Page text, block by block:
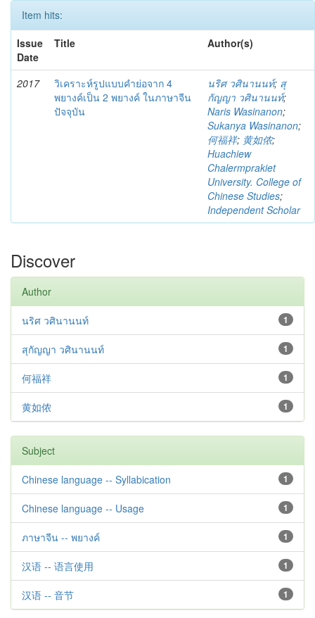
Item hits:
Issue
Date
Title Author(s)
2017
วิเคราะห์รูปแบบคำย่อจาก 4
พยางค์เป็น 2 พยางค์ ในภาษาจีน
ปัจจุบัน
นริศ วศินานนท์; สุ
กัญญา วศินานนท์;
Naris Wasinanon;
Sukanya Wasinanon;
何福祥; 黄如侬;
Huachiew
Chalermprakiet
University. College of
Chinese Studies;
Independent Scholar
Discover
Author
1
นริศ วศินานนท์
1
สุกัญญา วศินานนท์
1
何福祥
1
黄如侬
Subject
1
Chinese language -- Syllabication
1
Chinese language -- Usage
1
ภาษาจีน -- พยางค์
1
汉语 -- 语言使用
1
汉语 -- 音节